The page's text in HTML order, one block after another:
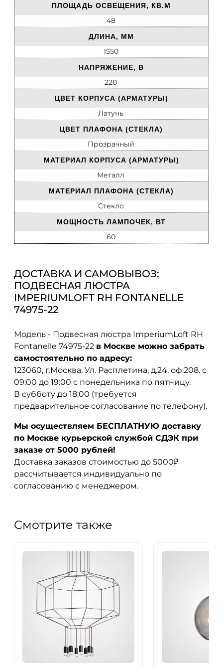
ПЛОЩАДЬ ОСВЕЩЕНИЯ, КВ.М
48
ДЛИНА, ММ
1550
НАПРЯЖЕНИЕ, В
220
ЦВЕТ КОРПУСА (АРМАТУРЫ)
Латунь
ЦВЕТ ПЛАФОНА (СТЕКЛА)
Прозрачный
МАТЕРИАЛ КОРПУСА (АРМАТУРЫ)
Металл
МАТЕРИАЛ ПЛАФОНА (СТЕКЛА)
Стекло
МОЩНОСТЬ ЛАМПОЧЕК, ВТ
60
ДОСТАВКА И САМОВЫВОЗ:
ПОДВЕСНАЯ ЛЮСТРА
IMPERIUMLOFT RH FONTANELLE
74975-22
Модель - Подвесная люстра ImperiumLoft RH
Fontanelle 74975-22 в Москве можно забрать
самостоятельно по адресу:
123060, г.Москва, Ул. Расплетина, д.24, оф.208. с
09:00 до 19:00 с понедельника по пятницу.
В субботу до 18:00 (требуется
предварительное согласование по телефону).
Мы осуществляем БЕСПЛАТНУЮ доставку
по Москве курьерской службой СДЭК при
заказе от 5000 рублей!
Доставка заказов стоимостью до 5000₽
рассчитывается индивидуально по
согласованию с менеджером.
Смотрите также